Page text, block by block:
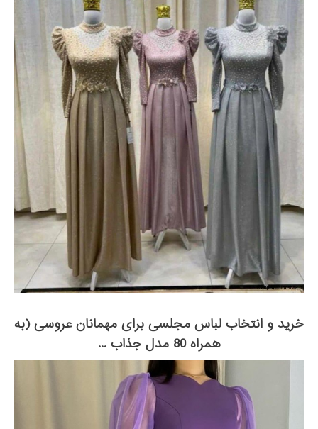
خرید و انتخاب لباس مجلسی برای مهمانان عروسی (به
همراه 80 مدل جذاب ...